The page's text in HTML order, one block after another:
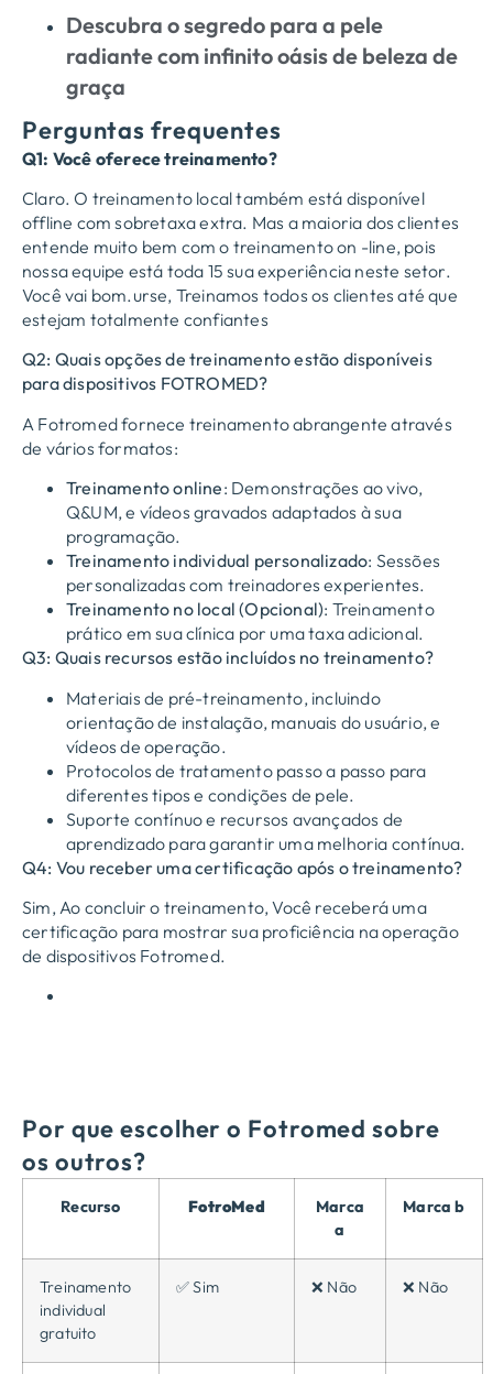
Descubra o segredo para a pele
radiante com infinito oásis de beleza de
graça
Perguntas frequentes
Q1: Você oferece treinamento?
Claro. O treinamento local também está disponível
offline com sobretaxa extra. Mas a maioria dos clientes
entende muito bem com o treinamento on -line, pois
nossa equipe está toda 15 sua experiência neste setor.
Você vai bom.urse, Treinamos todos os clientes até que
estejam totalmente confiantes
Q2: Quais opções de treinamento estão disponíveis
para dispositivos FOTROMED?
A Fotromed fornece treinamento abrangente através
de vários formatos:
Treinamento online: Demonstrações ao vivo,
Q&UM, e vídeos gravados adaptados à sua
programação.
Treinamento individual personalizado: Sessões
personalizadas com treinadores experientes.
Treinamento no local (Opcional): Treinamento
prático em sua clínica por uma taxa adicional.
Q3: Quais recursos estão incluídos no treinamento?
Materiais de pré-treinamento, incluindo
orientação de instalação, manuais do usuário, e
vídeos de operação.
Protocolos de tratamento passo a passo para
diferentes tipos e condições de pele.
Suporte contínuo e recursos avançados de
aprendizado para garantir uma melhoria contínua.
Q4: Vou receber uma certificação após o treinamento?
Sim, Ao concluir o treinamento, Você receberá uma
certificação para mostrar sua proficiência na operação
de dispositivos Fotromed.
Por que escolher o Fotromed sobre
os outros?
Recurso FotroMed
Marca
a
Marca b
Treinamento
individual
gratuito
✅ Sim ❌ Não ❌ Não